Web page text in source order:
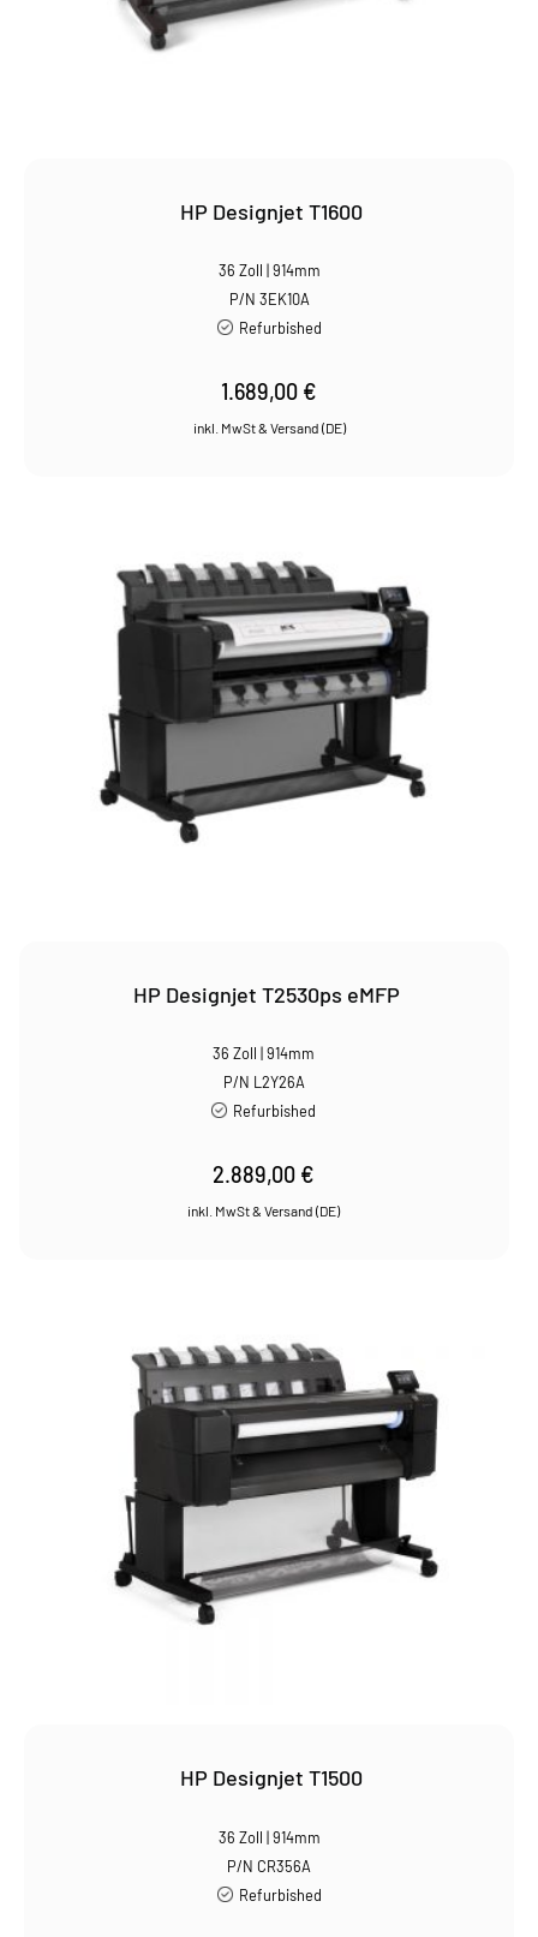
HP Designjet T1600
36 Zoll | 914mm
P/N 3EK10A
Refurbished
1.689,00 €
HP Designjet T2530ps eMFP
36 Zoll | 914mm
P/N L2Y26A
Refurbished
2.889,00 €
HP Designjet T1500
36 Zoll | 914mm
P/N CR356A
Refurbished